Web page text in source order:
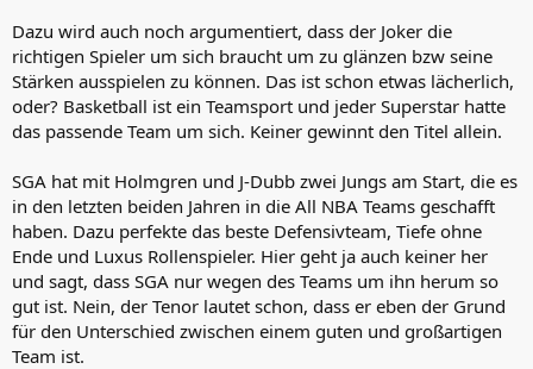
Dazu wird auch noch argumentiert, dass der Joker die
richtigen Spieler um sich braucht um zu glänzen bzw seine
Stärken ausspielen zu können. Das ist schon etwas lächerlich,
oder? Basketball ist ein Teamsport und jeder Superstar hatte
das passende Team um sich. Keiner gewinnt den Titel allein.
SGA hat mit Holmgren und J-Dubb zwei Jungs am Start, die es
in den letzten beiden Jahren in die All NBA Teams geschafft
haben. Dazu perfekte das beste Defensivteam, Tiefe ohne
Ende und Luxus Rollenspieler. Hier geht ja auch keiner her
und sagt, dass SGA nur wegen des Teams um ihn herum so
gut ist. Nein, der Tenor lautet schon, dass er eben der Grund
für den Unterschied zwischen einem guten und großartigen
Team ist.